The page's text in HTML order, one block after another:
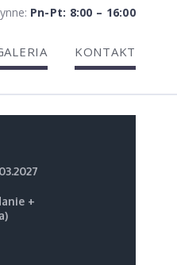
Pn-Pt: 8:00 – 16:00
KONTAKT
+